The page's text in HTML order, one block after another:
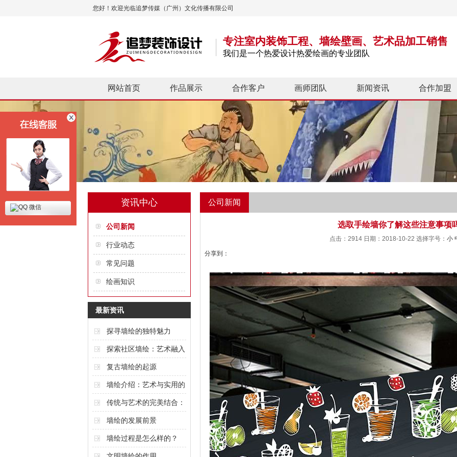
您好！欢迎光临追梦传媒（广州）文化传播有限公司
专注室内装饰工程、墙绘壁画、艺术品加工销售
我们是一个热爱设计热爱绘画的专业团队
网站首页 作品展示 合作客户 画师团队 新闻资讯 合作加盟
资讯中心
公司新闻
行业动态
常见问题
绘画知识
最新资讯
探寻墙绘的独特魅力
探索社区墙绘：艺术融入
城市的创意表达
复古墙绘的起源
墙绘介绍：艺术与实用的
完美结合
传统与艺术的完美结合：
酒店墙绘的魅力
墙绘的发展前景
墙绘过程是怎么样的？
公司新闻
选取手绘墙你了解这些注意事项
点击：2914 日期：2018-10-22 选择字号： 小
分享到：
微信